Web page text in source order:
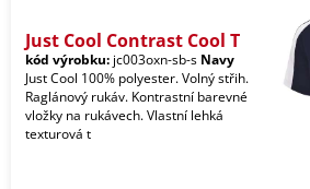
Just Cool Contrast Cool T
kód výrobku: jc003oxn-sb-s Navy
Just Cool 100% polyester. Volný střih.
Raglánový rukáv. Kontrastní barevné
vložky na rukávech. Vlastní lehká
texturová t